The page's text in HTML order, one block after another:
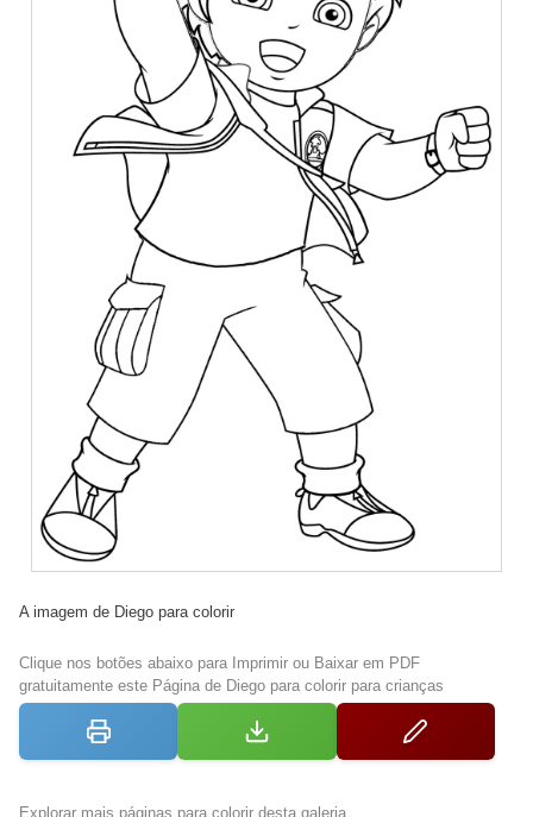
A imagem de Diego para colorir
Clique nos botões abaixo para Imprimir ou Baixar em PDF
gratuitamente este Página de Diego para colorir para crianças
Explorar mais páginas para colorir desta galeria